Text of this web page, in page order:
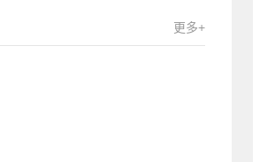
更多+